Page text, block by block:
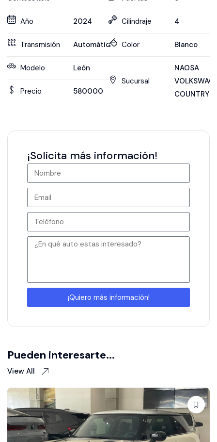
Año 2024
Transmisión Automática
Modelo León
Precio 580000
Cilindraje 4
Color Blanco
Sucursal
NAOSA
COUNTRY
¡Solicita más información!
¡Quiero más información!
Pueden interesarte...
View All